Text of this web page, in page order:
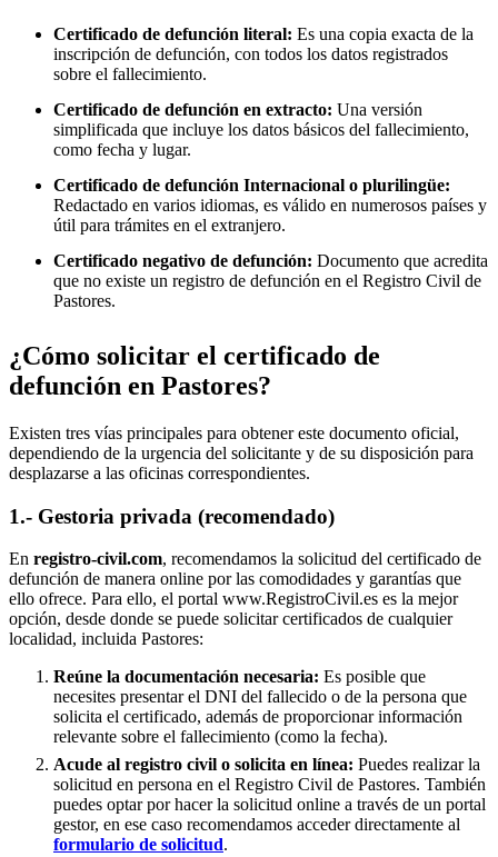
Certificado de defunción literal: Es una copia exacta de la
inscripción de defunción, con todos los datos registrados
sobre el fallecimiento.
Certificado de defunción en extracto: Una versión
simplificada que incluye los datos básicos del fallecimiento,
como fecha y lugar.
Certificado de defunción Internacional o plurilingüe:
Redactado en varios idiomas, es válido en numerosos países y
útil para trámites en el extranjero.
Certificado negativo de defunción: Documento que acredita
que no existe un registro de defunción en el Registro Civil de
Pastores.
¿Cómo solicitar el certificado de
defunción en Pastores?
Existen tres vías principales para obtener este documento oficial,
dependiendo de la urgencia del solicitante y de su disposición para
desplazarse a las oficinas correspondientes.
1.- Gestoria privada (recomendado)
En registro-civil.com, recomendamos la solicitud del certificado de
defunción de manera online por las comodidades y garantías que
ello ofrece. Para ello, el portal www.RegistroCivil.es es la mejor
opción, desde donde se puede solicitar certificados de cualquier
localidad, incluida Pastores:
Reúne la documentación necesaria: Es posible que
necesites presentar el DNI del fallecido o de la persona que
solicita el certificado, además de proporcionar información
relevante sobre el fallecimiento (como la fecha).
Acude al registro civil o solicita en línea: Puedes realizar la
solicitud en persona en el Registro Civil de Pastores. También
puedes optar por hacer la solicitud online a través de un portal
gestor, en ese caso recomendamos acceder directamente al
formulario de solicitud.